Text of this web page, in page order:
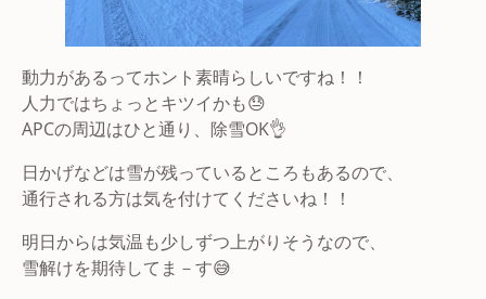
動力があるってホント素晴らしいですね！！
人力ではちょっとキツイかも😓
APCの周辺はひと通り、除雪OK👌
日かげなどは雪が残っているところもあるので、
通行される方は気を付けてくださいね！！
明日からは気温も少しずつ上がりそうなので、
雪解けを期待してま－す😅